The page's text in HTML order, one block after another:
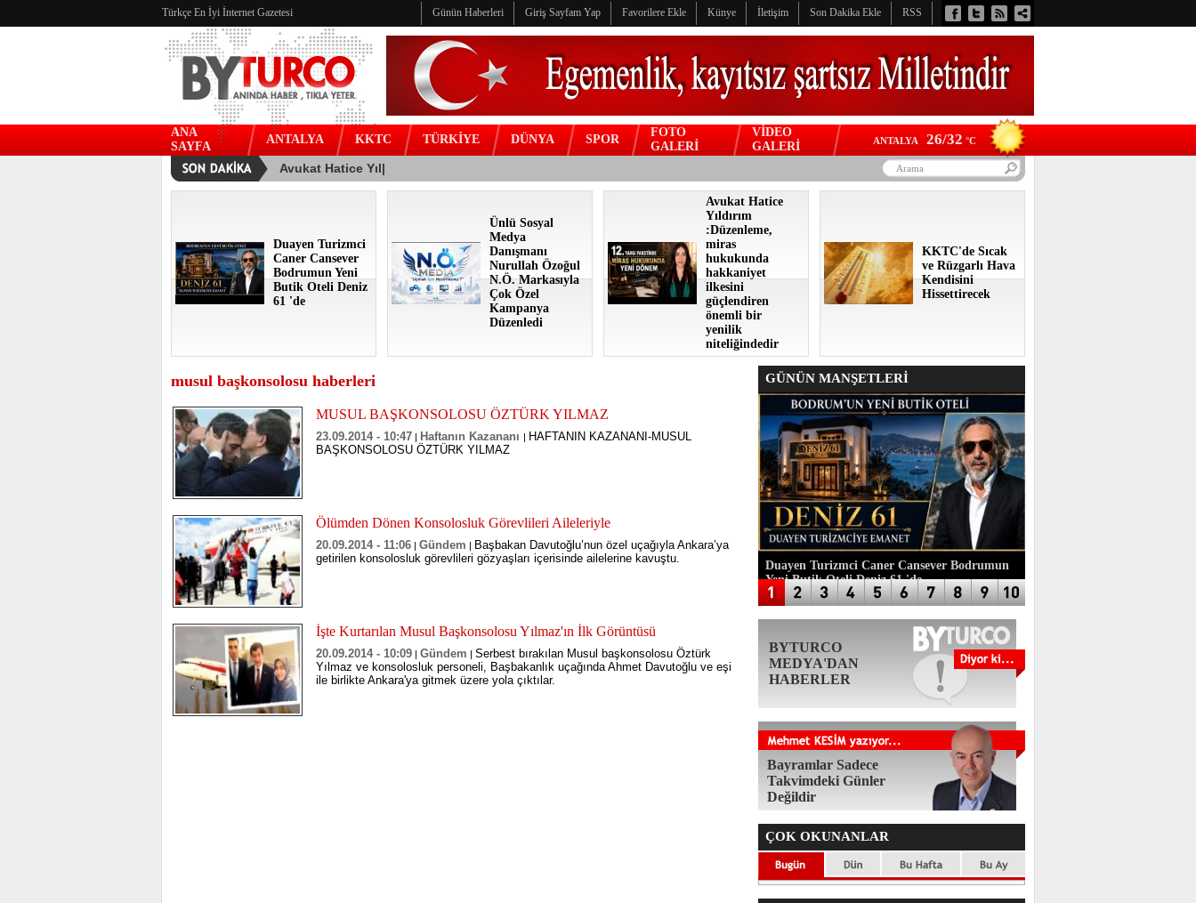
Türkçe En İyi İnternet Gazetesi Günün Haberleri Giriş Sayfam Yap Favorilere Ekle Künye İletişim Son Dakika Ekle RSS
ANA
SAYFA
ANTALYA KKTC TÜRKİYE DÜNYA SPOR
FOTO
GALERİ
VİDEO
GALERİ
ANTALYA 26/32 °C
Duayen Turizmci
Caner Cansever
Bodrumun Yeni
Butik Oteli Deniz
61 'de
Ünlü Sosyal
Medya
Danışmanı
Nurullah Özoğul
N.Ö. Markasıyla
Çok Özel
Kampanya
Düzenledi
Avukat Hatice
Yıldırım
:Düzenleme,
miras
hukukunda
hakkaniyet
ilkesini
güçlendiren
önemli bir
yenilik
niteliğindedir
KKTC'de Sıcak
ve Rüzgarlı Hava
Kendisini
Hissettirecek
musul başkonsolosu haberleri
MUSUL BAŞKONSOLOSU ÖZTÜRK YILMAZ
23.09.2014 - 10:47 | Haftanın Kazananı | HAFTANIN KAZANANI-MUSUL
BAŞKONSOLOSU ÖZTÜRK YILMAZ
Ölümden Dönen Konsolosluk Görevlileri Aileleriyle
20.09.2014 - 11:06 | Gündem | Başbakan Davutoğlu’nun özel uçağıyla Ankara’ya
getirilen konsolosluk görevlileri gözyaşları içerisinde ailelerine kavuştu.
İşte Kurtarılan Musul Başkonsolosu Yılmaz'ın İlk Görüntüsü
20.09.2014 - 10:09 | Gündem | Serbest bırakılan Musul başkonsolosu Öztürk
Yılmaz ve konsolosluk personeli, Başbakanlık uçağında Ahmet Davutoğlu ve eşi
ile birlikte Ankara'ya gitmek üzere yola çıktılar.
GÜNÜN MANŞETLERİ
Duayen Turizmci Caner Cansever Bodrumun
Yeni Butik Oteli Deniz 61 'de
BYTURCO
MEDYA'DAN
HABERLER
Bayramlar Sadece
Takvimdeki Günler
Değildir
ÇOK OKUNANLAR